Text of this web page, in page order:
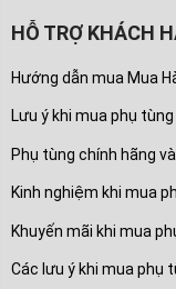
HỖ TRỢ KHÁCH
Hướng dẫn mua Mua
Lưu ý khi mua phụ
Phụ tùng chính hãng
Kinh nghiệm khi mua
Khuyến mãi khi mua
Các lưu ý khi mua phụ